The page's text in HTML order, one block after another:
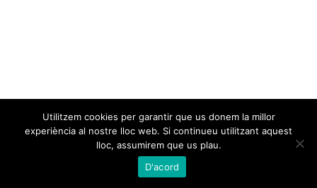
Utilitzem cookies per garantir que us donem la millor
experiència al nostre lloc web. Si continueu utilitzant aquest
lloc, assumirem que us plau.
D'acord